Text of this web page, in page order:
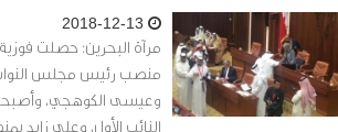
مرآة البحرين: حصلت
منصب رئيس مجلس النواب
وعيسى الكوهجي،
النائب الأول، وعلي زايد